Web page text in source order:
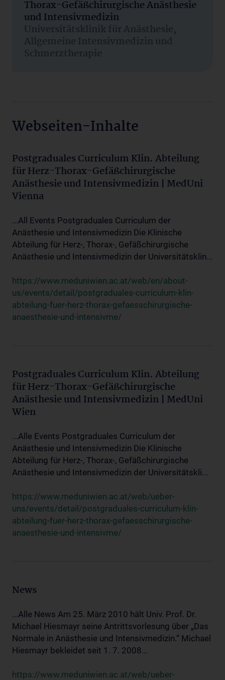
Thorax-Gefäßchirurgische Anästhesie
und Intensivmedizin
Universitätsklinik für Anästhesie,
Allgemeine Intensivmedizin und
Schmerztherapie
Webseiten-Inhalte
Postgraduales Curriculum Klin. Abteilung
für Herz-Thorax-Gefäßchirurgische
Anästhesie und Intensivmedizin | MedUni
Vienna
...All Events Postgraduales Curriculum der
Anästhesie und Intensivmedizin Die Klinische
Abteilung für Herz-, Thorax-, Gefäßchirurgische
Anästhesie und Intensivmedizin der Universitätsklin...
https://www.meduniwien.ac.at/web/en/about-
us/events/detail/postgraduales-curriculum-klin-
abteilung-fuer-herz-thorax-gefaesschirurgische-
anaesthesie-und-intensivme/
Postgraduales Curriculum Klin. Abteilung
für Herz-Thorax-Gefäßchirurgische
Anästhesie und Intensivmedizin | MedUni
Wien
...Alle Events Postgraduales Curriculum der
Anästhesie und Intensivmedizin Die Klinische
Abteilung für Herz-, Thorax-, Gefäßchirurgische
Anästhesie und Intensivmedizin der Universitätskli...
https://www.meduniwien.ac.at/web/ueber-
uns/events/detail/postgraduales-curriculum-klin-
abteilung-fuer-herz-thorax-gefaesschirurgische-
anaesthesie-und-intensivme/
News
...Alle News Am 25. März 2010 hält Univ. Prof. Dr.
Michael Hiesmayr seine Antrittsvorlesung über „Das
Normale in Anästhesie und Intensivmedizin.“ Michael
Hiesmayr bekleidet seit 1. 7. 2008...
https://www.meduniwien.ac.at/web/ueber-